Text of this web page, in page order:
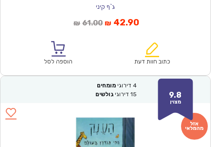
ג`ף קיני
₪ 61.00המחיר
₪61.00.
₪ 42.90המחיר
הוא:
כתוב חוות דעת הוספה לסל
9.8
מצוין
4 דירוגי מומחים
15 דירוגי גולשים